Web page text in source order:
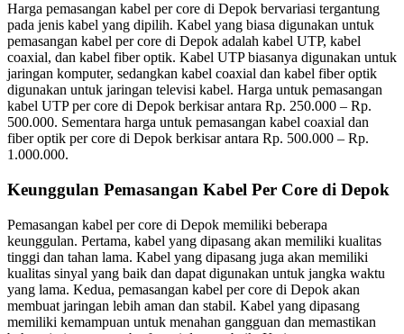
Harga pemasangan kabel per core di Depok bervariasi tergantung
pada jenis kabel yang dipilih. Kabel yang biasa digunakan untuk
pemasangan kabel per core di Depok adalah kabel UTP, kabel
coaxial, dan kabel fiber optik. Kabel UTP biasanya digunakan untuk
jaringan komputer, sedangkan kabel coaxial dan kabel fiber optik
digunakan untuk jaringan televisi kabel. Harga untuk pemasangan
kabel UTP per core di Depok berkisar antara Rp. 250.000 – Rp.
500.000. Sementara harga untuk pemasangan kabel coaxial dan
fiber optik per core di Depok berkisar antara Rp. 500.000 – Rp.
1.000.000.
Keunggulan Pemasangan Kabel Per Core di Depok
Pemasangan kabel per core di Depok memiliki beberapa
keunggulan. Pertama, kabel yang dipasang akan memiliki kualitas
tinggi dan tahan lama. Kabel yang dipasang juga akan memiliki
kualitas sinyal yang baik dan dapat digunakan untuk jangka waktu
yang lama. Kedua, pemasangan kabel per core di Depok akan
membuat jaringan lebih aman dan stabil. Kabel yang dipasang
memiliki kemampuan untuk menahan gangguan dan memastikan